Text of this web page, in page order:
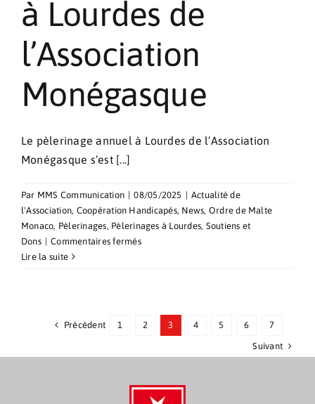
à Lourdes de
l’Association
Monégasque
Le pèlerinage annuel à Lourdes de l’Association
Monégasque s’est [...]
Par MMS Communication | 08/05/2025 | Actualité de
l'Association, Coopération Handicapés, News, Ordre de Malte
Monaco, Pèlerinages, Pèlerinages à Lourdes, Soutiens et
Dons | Commentaires ferméssur
Lire la suite
Précédent 1 2 3 4 5 6
7
Suivant